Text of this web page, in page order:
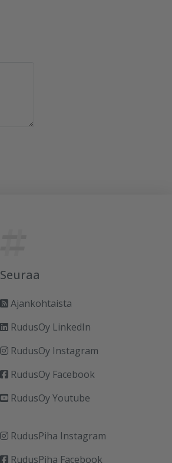
Seuraa
Ajankohtaista
RudusOy LinkedIn
RudusOy Instagram
RudusOy Facebook
RudusOy Youtube
RudusPiha Instagram
RudusPiha Facebook